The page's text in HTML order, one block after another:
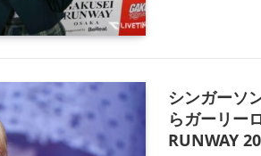
シンガーソ
らガーリー
RUNWAY